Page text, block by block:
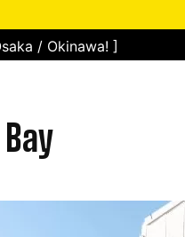
/ Okinawa! ]